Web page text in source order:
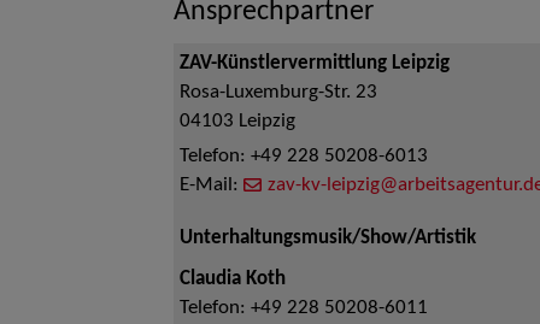
Ansprechpartner
ZAV-Künstlervermittlung Leipzig
Rosa-Luxemburg-Str. 23
04103 Leipzig
Telefon: +49 228 50208-6013
E-Mail:
zav-kv-
Unterhaltungsmusik/Show/Artistik
Claudia Koth
Telefon: +49 228 50208-6011